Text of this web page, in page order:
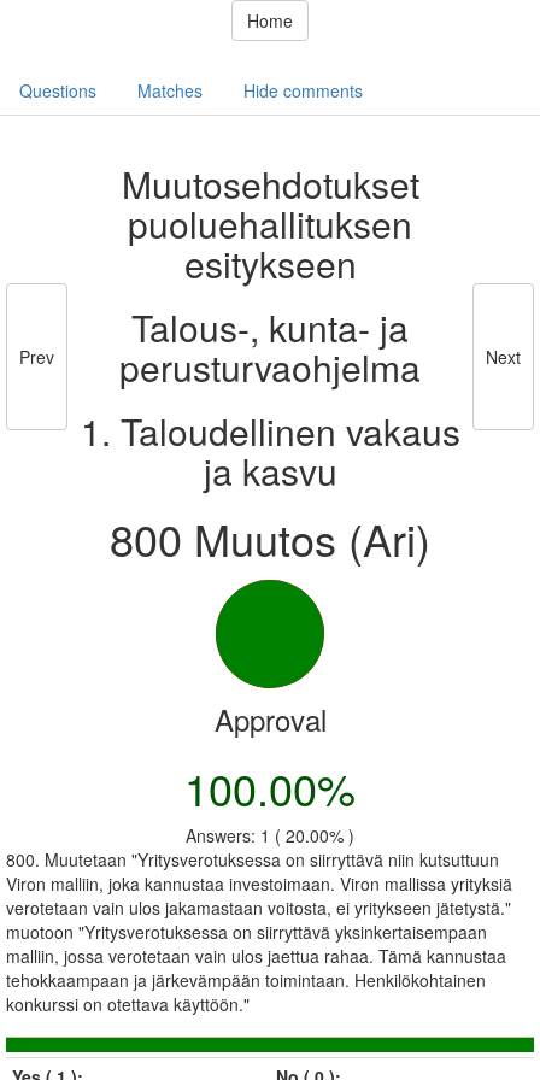
Home
Questions Matches Hide comments
Prev
Muutosehdotukset
puoluehallituksen
esitykseen
Talous-, kunta- ja
perusturvaohjelma
1. Taloudellinen vakaus
ja kasvu
800 Muutos (Ari)
Next
Approval
100.00%
Answers: 1 ( 20.00% )
800. Muutetaan "Yritysverotuksessa on siirryttävä niin kutsuttuun
Viron malliin, joka kannustaa investoimaan. Viron mallissa yrityksiä
verotetaan vain ulos jakamastaan voitosta, ei yritykseen jätetystä."
muotoon "Yritysverotuksessa on siirryttävä yksinkertaisempaan
malliin, jossa verotetaan vain ulos jaettua rahaa. Tämä kannustaa
tehokkaampaan ja järkevämpään toimintaan. Henkilökohtainen
konkurssi on otettava käyttöön."